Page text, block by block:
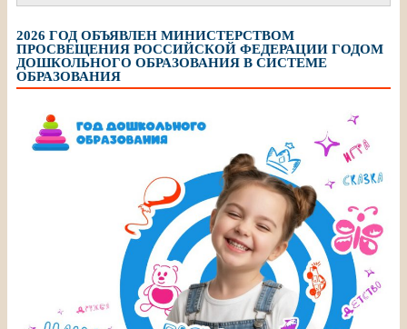
2026 ГОД ОБЪЯВЛЕН МИНИСТЕРСТВОМ
ПРОСВЕЩЕНИЯ РОССИЙСКОЙ ФЕДЕРАЦИИ ГОДОМ
ДОШКОЛЬНОГО ОБРАЗОВАНИЯ В СИСТЕМЕ
ОБРАЗОВАНИЯ